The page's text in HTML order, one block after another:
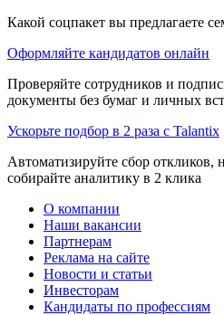
Какой соцпакет вы предлагаете
Оформляйте кандидатов онлайн
Проверяйте сотрудников и
документы без бумаг и личных
Ускорьте подбор в 2 раза с Talantix
Автоматизируйте сбор откликов,
собирайте аналитику в 2 клика
О компании
Наши вакансии
Партнерам
Реклама на сайте
Новости и статьи
Инвесторам
Кандидаты по профессиям